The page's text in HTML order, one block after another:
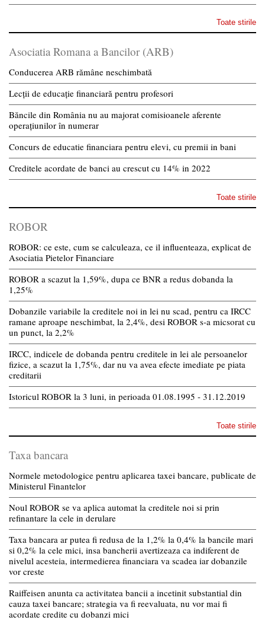
Toate stirile
Asociatia Romana a Bancilor (ARB)
Conducerea ARB rămâne neschimbată
Lecții de educație financiară pentru profesori
Băncile din România nu au majorat comisioanele aferente
operațiunilor în numerar
Concurs de educatie financiara pentru elevi, cu premii in bani
Creditele acordate de banci au crescut cu 14% in 2022
Toate stirile
ROBOR
ROBOR: ce este, cum se calculeaza, ce il influenteaza, explicat de
Asociatia Pietelor Financiare
ROBOR a scazut la 1,59%, dupa ce BNR a redus dobanda la
1,25%
Dobanzile variabile la creditele noi in lei nu scad, pentru ca IRCC
ramane aproape neschimbat, la 2,4%, desi ROBOR s-a micsorat cu
un punct, la 2,2%
IRCC, indicele de dobanda pentru creditele in lei ale persoanelor
fizice, a scazut la 1,75%, dar nu va avea efecte imediate pe piata
creditarii
Istoricul ROBOR la 3 luni, in perioada 01.08.1995 - 31.12.2019
Toate stirile
Taxa bancara
Normele metodologice pentru aplicarea taxei bancare, publicate de
Ministerul Finantelor
Noul ROBOR se va aplica automat la creditele noi si prin
refinantare la cele in derulare
Taxa bancara ar putea fi redusa de la 1,2% la 0,4% la bancile mari
si 0,2% la cele mici, insa bancherii avertizeaza ca indiferent de
nivelul acesteia, intermedierea financiara va scadea iar dobanzile
vor creste
Raiffeisen anunta ca activitatea bancii a incetinit substantial din
cauza taxei bancare; strategia va fi reevaluata, nu vor mai fi
acordate credite cu dobanzi mici